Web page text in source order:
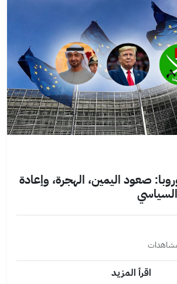
صعود اليمين، الهجرة، وإعادة
اقرأ المزيد